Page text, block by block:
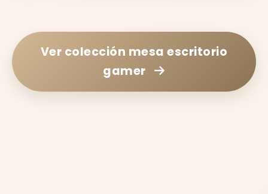
Ver colección mesa escritorio
gamer